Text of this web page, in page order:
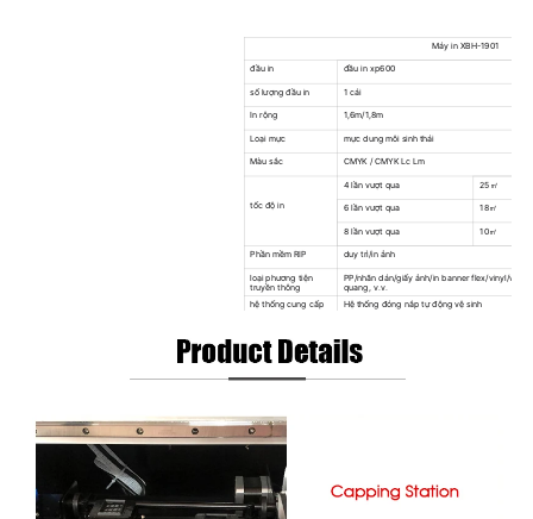
Máy in XBH-1901
đầu in đầu in xp600
số lượng đầu in 1 cái
In rộng 1,6m/1,8m
Loại mực mực dung môi sinh thái
Màu sắc CMYK / CMYK Lc Lm
tốc độ in
4 lần vượt qua 25㎡
6 lần vượt qua 18㎡
8 lần vượt qua 10㎡
Phần mềm RIP duy trì/in ảnh
loại phương tiện
truyền thông
PP/nhãn dán/giấy ảnh/in banner flex/vinyl/vải
quang, v.v.
hệ thống cung cấp
Hệ thống đóng nắp tự động vệ sinh
thống sấy khô bên ngoài
Hệ thống sưởi ấm
Hệ thống sấy hồng ngoại và quạt
Hệ thống Take Up Hệ thống tự động nâng hạ loại nặng 60kg
Chiều cao đầu in
Kẹp
quyền lực công suất máy: 350w sấy: 1000w